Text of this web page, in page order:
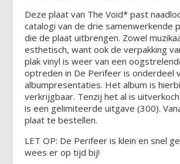
Deze plaat van The Void* past
catalogi van de drie samenwerkende
die de plaat uitbrengen. Zowel
esthetisch, want ook de verpakking
plak vinyl is weer van een
optreden in De Perifeer is onderdeel
albumpresentaties. Het album is
verkrijgbaar. Tenzij het al is
is een gelimiteerde uitgave (300).
plaat te bestellen.
LET OP: De Perifeer is klein en snel
wees er op tijd bij!